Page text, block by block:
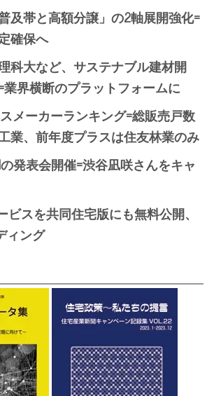
及帯と高額分譲」の2軸展開強化=
確保へ
科大など、サステナブル建材開
界横断のプラットフォームに
メーカーランキング=総販売戸数
業、前年度プラスは住友林業のみ
発表会開催=渋谷凪咲さんをキャ
ビスを共同住宅版にも無料公開、
ィング